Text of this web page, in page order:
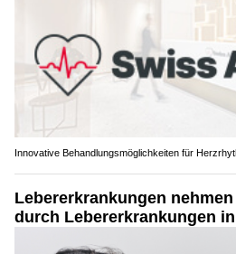
Innovative Behandlungsmöglichkeiten für
Lebererkrankungen
durch Lebererkrankungen